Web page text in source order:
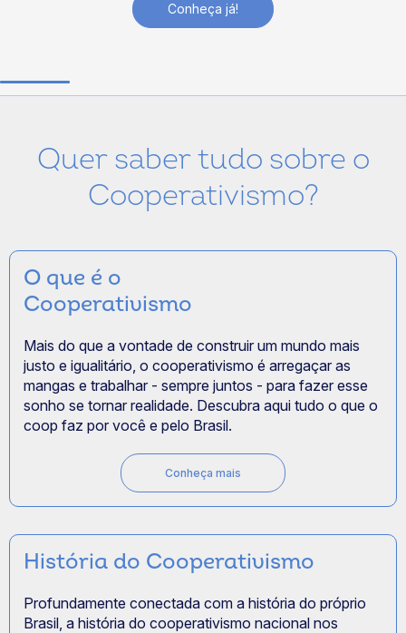
Conheça já!
Quer saber tudo sobre o
Cooperativismo?
O que é o
Cooperativismo
Mais do que a vontade de construir um mundo mais
justo e igualitário, o cooperativismo é arregaçar as
mangas e trabalhar - sempre juntos - para fazer esse
sonho se tornar realidade. Descubra aqui tudo o que o
coop faz por você e pelo Brasil.
Conheça mais
História do Cooperativismo
Profundamente conectada com a história do próprio
Brasil, a história do cooperativismo nacional nos